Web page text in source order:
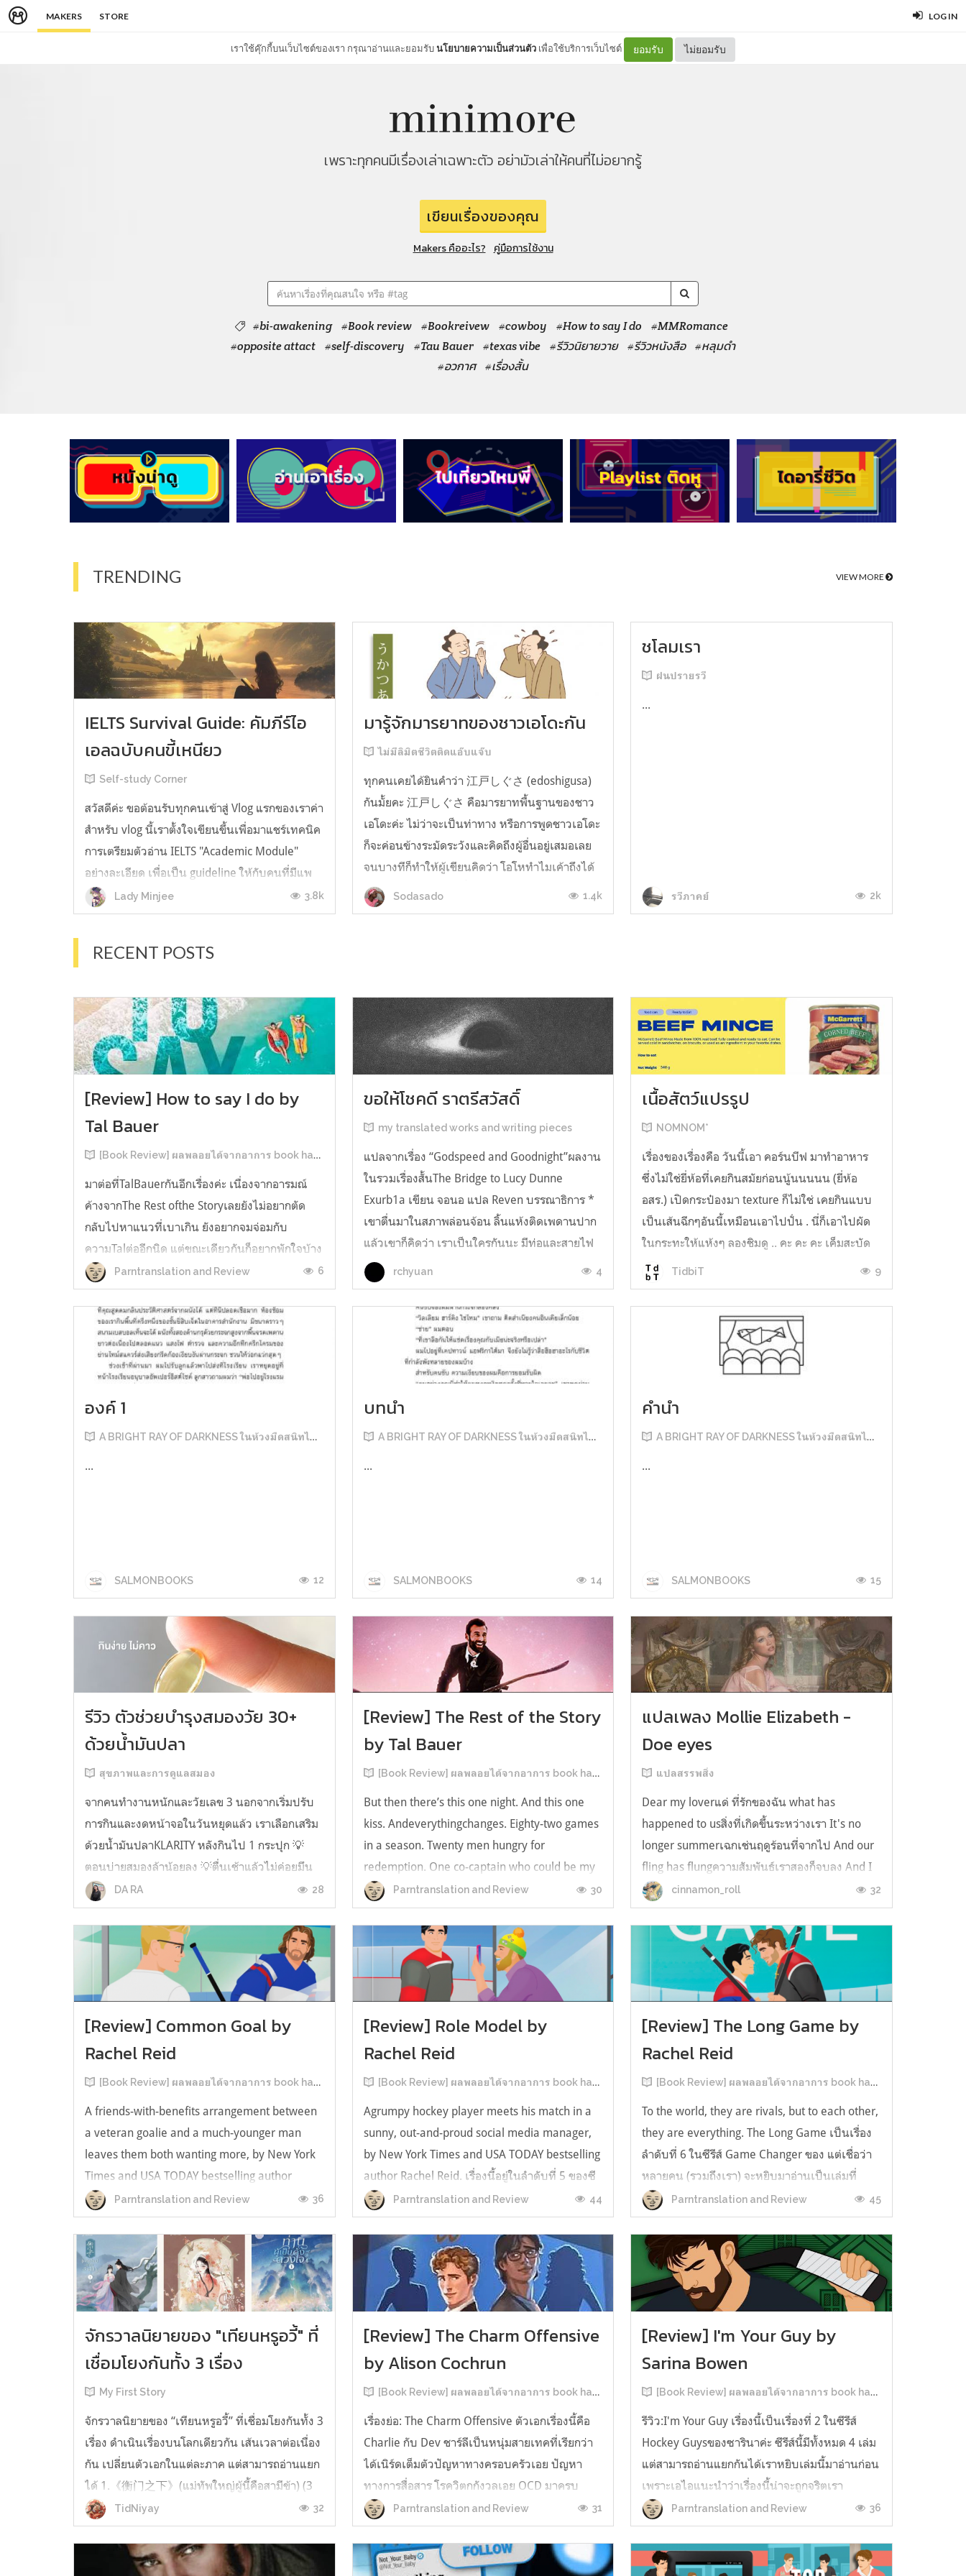
MAKERS STORE LOG IN
เราใช้คุ๊กกี้บนเว็บไซต์ของเรา กรุณาอ่านและยอมรับนโยบายความเป็นส่วนตัว เพื่อใช้บริการเว็บไซต์ ยอมรับ ไม่ยอมรับ
เพราะทุกคนมีเรื่องเล่าเฉพาะตัว อย่ามัวเล่าให้คนที่ไม่อยากรู้
เขียนเรื่องของคุณ
Makers คืออะไร? คู่มือการใช้งาน
#bi-awakening #Book review #Bookreivew #cowboy #How to say I do
#MMRomance
#opposite attact
#self-discovery #Tau Bauer #texas vibe #รีวิวนิยายวาย #รีวิวหนังสือ
#หลุมดำ
#อวกาศ
#เรื่องสั้น
TRENDING VIEW MORE
IELTS Survival Guide: คัมภีร์ไอ
เอลฉบับคนขี้เหนียว
Self-study Corner
สวัสดีค่ะ ขอต้อนรับทุกคนเข้าสู่ Vlog แรกของเราค่า
สำหรับ vlog นี้เราตั้งใจเขียนขึ้นเพื่อมาแชร์เทคนิค
การเตรียมตัวอ่าน IELTS "Academic Module"
อย่างละเอียด เพื่อเป็น guideline ให้กับคนที่มีแพ
ลนจะสอบแต่ไม่รู้ต้องเริ่มตรงไหน หรืออยากจะได้
ข้อมูลเพิ่มเติมมาเสริมความมั่นใจจากที่ตัวเองเรียน
Lady Minjee 3.8k
มารู้จักมารยาทของชาวเอโดะกัน
ไม่มีลิมิตชีวิตติดแอ๊บแจ๊บ
ทุกคนเคยได้ยินคำว่า 江戸しぐさ (edoshigusa)
กันมั้ยคะ 江戸しぐさ คือมารยาทพื้นฐานของชาว
เอโดะค่ะ ไม่ว่าจะเป็นท่าทาง หรือการพูดชาวเอโดะ
ก็จะค่อนข้างระมัดระวังและคิดถึงผู้อื่นอยู่เสมอเลย
จนบางทีก็ทำให้ผู้เขียนคิดว่า โอโหทำไมเค้าถึงได้
คิดถึงคนอื่นได้ขนาดนี้นะอยากรู้มั้ยคะว่าชาวเอโดะ
มารยาทดีขนาดไหน มาลองอ่านกันได้เ...
Sodasado 1.4k
ชโลมเรา
ฝนปรายรวี
...
รวีภาคย์ 2k
RECENT POSTS
[Review] How to say I do by
Tal Bauer
[Book Review] ผลพลอยได้จากอาการ book hangover หลังอ่านสารพัน MM Romance
มาต่อที่TalBauerกันอีกเรื่องค่ะ เนื่องจากอารมณ์
ค้างจากThe Rest ofthe Storyเลยยังไม่อยากตัด
กลับไปหาแนวที่เบาเกิน ยังอยากจมจ่อมกับ
ความTalต่ออีกนิด แต่ขณะเดียวกันก็อยากพักใจบ้าง
เลยหยิบแนวโรแมนติกดราม่าจ๋าๆอย่างเรื่องนี้ขึ้น
มาชิมดู โดยคิดว่าปมมันไม่น่าหนักเท่าThe
Restมั้ง??? 😂เรื่องย่อ: Noël หนุ่ม PR จ...
Parntranslation and Review 6
ขอให้โชคดี ราตรีสวัสดิ์
my translated works and writing pieces
แปลจากเรื่อง “Godspeed and Goodnight”ผลงาน
ในรวมเรื่องสั้นThe Bridge to Lucy Dunne
Exurb1a เขียน จอนอ แปล Reven บรรณาธิการ *
เขาตื่นมาในสภาพล่อนจ้อน ลิ้นแห้งติดเพดานปาก
แล้วเขาก็คิดว่า เราเป็นใครกันนะ มีท่อและสายไฟ
อยู่ในตัว เกิดความรู้สึกอยากฉี่ และแม้ตัวเขาจะ
เหยียดตรง ก็มีแต่ความมืดมิดอยู่เบื้องหน้...
rchyuan 4
เนื้อสัตว์แปรรูป
NOMNOM*
เรื่องของเรื่องคือ วันนี้เอา คอร์นบีฟ มาทำอาหาร
ซึ่งไม่ใช่ยี่ห้อที่เคยกินสมัยก่อนนู้นนนนน (ยี่ห้อ
อสร.) เปิดกระป๋องมา texture ก็ไม่ใช่ เคยกินแบบ
เป็นเส้นฉีกๆอันนี้เหมือนเอาไปปั่น . นี่ก็เอาไปผัด
ในกระทะให้แห้งๆ ลองชิมดู .. คะ คะ คะ เค็มสะบัด
O o" ... แบบใช้โควต้ากินโซเดียมทั้งสัปดาห์
ต้องหาผักนึ่ง ...
TidbiT 9
องค์ 1
A BRIGHT RAY OF DARKNESS ในห้วงมืดสนิทไม่มิดแสง
...
SALMONBOOKS 12
บทนำ
A BRIGHT RAY OF DARKNESS ในห้วงมืดสนิทไม่มิดแสง
...
SALMONBOOKS 14
คำนำ
A BRIGHT RAY OF DARKNESS ในห้วงมืดสนิทไม่มิดแสง
...
SALMONBOOKS 15
รีวิว ตัวช่วยบำรุงสมองวัย 30+
ด้วยน้ำมันปลา
สุขภาพและการดูแลสมอง
จากคนทำงานหนักและวัยเลข 3 นอกจากเริ่มปรับ
การกินและงดหน้าจอในวันหยุดแล้ว เราเลือกเสริม
ด้วยน้ำมันปลาKLARITY หลังกินไป 1 กระปุก 💡
ตอนบ่ายสมองล้าน้อยลง 💡ตื่นเช้าแล้วไม่ค่อยมึน
หัว 💡ไอเดียไม่ตัน ยิ่งทำงานสาย Content แนะนำ
ว่าควรมี ชอบตรงที่ไม่มีกลิ่นคาวเลย กินง่ายสุด
ตั้งแต่เคยกินน้ำมันปลามาเลย ใครที่เคยกิ...
DA RA 28
[Review] The Rest of the Story
by Tal Bauer
[Book Review] ผลพลอยได้จากอาการ book hangover หลังอ่านสารพัน MM Romance
But then there’s this one night. And this one
kiss. Andeverythingchanges. Eighty-two games
in a season. Twenty men hungry for
redemption. One co-captain who could be my
forever. This is the rest of the story. หลังอ่าน
แบบฟีลกู้ดติดๆ กันแล้ว เลยอยากได้ความแสบ
ทรวงในชีวิตบ้าง (หาเรื่อง!) เล่มนี้คู่หูเอ...
Parntranslation and Review 30
แปลเพลง Mollie Elizabeth -
Doe eyes
แปลสรรพสิ่ง
Dear my loverแด่ ที่รักของฉัน what has
happened to usสิ่งที่เกิดขึ้นระหว่างเรา It's no
longer summerเฉกเช่นฤดูร้อนที่จากไป And our
fling has flungความสัมพันธ์เราสองก็จบลง And I
still spin your recordsแต่ฉันยังเล่นเพลงโปรดของ
คุณบนแผ่นเสียงไวนิล And You still feel like
homeในใจฉัน ตัวตนคุณก็ยังอบอ...
cinnamon_roll 32
[Review] Common Goal by
Rachel Reid
[Book Review] ผลพลอยได้จากอาการ book hangover หลังอ่านสารพัน MM Romance
A friends-with-benefits arrangement between
a veteran goalie and a much-younger man
leaves them both wanting more, by New York
Times and USA TODAY bestselling author
Rachel Reid. เป็นเรื่องลำดับที่ 4ในซีรีส์ Game
Changer และเป็นเล่มที่ 4 ที่เราหยิบมาอ่าน ใน
ที่สุดลำดับเรื่องกับลำดับที่หยิบอ่านก็ตรงกั...
Parntranslation and Review 36
[Review] Role Model by
Rachel Reid
[Book Review] ผลพลอยได้จากอาการ book hangover หลังอ่านสารพัน MM Romance
Agrumpy hockey player meets his match in a
sunny, out-and-proud social media manager,
by New York Times and USA TODAY bestselling
author Rachel Reid. เรื่องนี้อยู่ในลำดับที่ 5 ของซี
รีส์ Game Changer แต่เป็นเรื่องที่ 3 ที่เราหยิบมา
อ่าน เพราะเห็นว่าเป็นเรื่องในไทม์ไลน์เดียวกันกับ
TheLong Game ประกอบกั...
Parntranslation and Review 44
[Review] The Long Game by
Rachel Reid
[Book Review] ผลพลอยได้จากอาการ book hangover หลังอ่านสารพัน MM Romance
To the world, they are rivals, but to each other,
they are everything. The Long Game เป็นเรื่อง
ลำดับที่ 6 ในซีรีส์ Game Changer ของ แต่เชื่อว่า
หลายคน (รวมถึงเรา) จะหยิบมาอ่านเป็นเล่มที่
2หลังจากอ่าน Heated Rivalry มา555 เรื่องย่อ:
The Long Game เล่ม Long Game นี่จะเป็น
ประมาณ2 ปีหลังจาก HR จะดำเนินเ...
Parntranslation and Review 45
จักรวาลนิยายของ "เทียนหรูอวี้" ที่
เชื่อมโยงกันทั้ง 3 เรื่อง
My First Story
จักรวาลนิยายของ “เทียนหรูอวี้” ที่เชื่อมโยงกันทั้ง 3
เรื่อง ดำเนินเรื่องบนโลกเดียวกัน เส้นเวลาต่อเนื่อง
กัน เปลี่ยนตัวเอกในแต่ละภาค แต่สามารถอ่านแยก
ได้ 1.《衡门之下》(แม่ทัพใหญ่ผู้นี้คือสามีข้า) (3
เล่มจบ) เป็นเรื่องที่เกิดก่อน เล่าเรื่องของ ฝูถิง กับ
หลี่ชีฉือ ที่ต้องแต่งงานกันก่อนจะใช้ชีวิตห่างไกล
TidNiyay 32
[Review] The Charm Offensive
by Alison Cochrun
[Book Review] ผลพลอยได้จากอาการ book hangover หลังอ่านสารพัน MM Romance
เรื่องย่อ: The Charm Offensive ตัวเอกเรื่องนี้คือ
Charlie กับ Dev ชาร์ลีเป็นหนุ่มสายเทคที่เรียกว่า
ได้เนิร์ดเต็มตัวปัญหาทางครอบครัวเอย ปัญหา
ทางการสื่อสาร โรควิตกกังวลเอย OCD มาครบ
เรียกได้ว่าครบองค์ประกอบความโอตะ เขาทั้งไม่
เชื่อในรักแท้ ไม่เคยมีความสัมพันธ์ในเชิงโรแมนติก
กับใคร หรืออาจเรียกว่าไม่เคยรู...
Parntranslation and Review 31
[Review] I'm Your Guy by
Sarina Bowen
[Book Review] ผลพลอยได้จากอาการ book hangover หลังอ่านสารพัน MM Romance
รีวิว:I'm Your Guy เรื่องนี้เป็นเรื่องที่ 2 ในซีรีส์
Hockey Guysของซารินาค่ะ ซีรีส์นี้มีทั้งหมด 4 เล่ม
แต่สามารถอ่านแยกกันได้เราหยิบเล่มนี้มาอ่านก่อน
เพราะเอไอแนะนำว่าเรื่องนี้น่าจะถูกจริตเรา
มากกว่า555 เรื่องนี้เป็นเรื่องราวของ TOMMASO
นักกีฬาฮอกกี้ NHL กับ Carter มัณฑนากรมือฉมัง
ทอมมาโซเพิ่งโดนเทร...
Parntranslation and Review 36